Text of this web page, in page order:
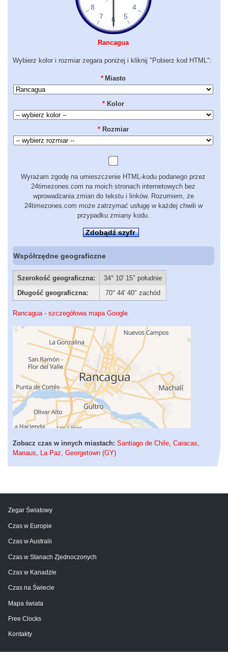
Rancagua
Wybierz kolor i rozmiar zegara poniżej i kliknij "Pobierz kod HTML":
* Miasto
* Kolor
* Rozmiar
Wyrażam zgodę na umieszczenie HTML-kodu podanego przez
24timezones.com na moich stronach internetowych bez
wprowadzania zmian do tekstu i linków. Rozumiem, że
24timezones.com może zatrzymać usługę w każdej chwili w
przypadku zmiany kodu.
Zdobądź szyfr
Współrzędne geograficzne
Szerokość geograficzna:
34° 10′ 15″ południe
Długość geograficzna:
70° 44′ 40″ zachód
Rancagua - szczegółowa mapa Google
Zobacz czas w innych miastach: Santiago de Chile Caracas
Manaus
La Paz Georgetown (GY)
Zegar Światowy
Czas w Europie
Czas w Australii
Czas w Stanach Zjednoczonych
Czas w Kanadzie
Czas na Świecie
Mapa świata
Free Clocks
Kontakty